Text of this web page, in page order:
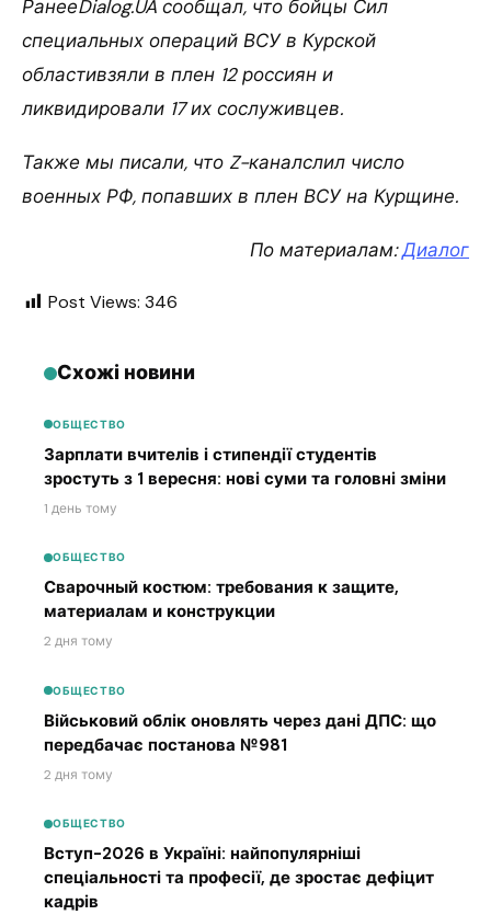
РанееDialog.UA сообщал, что бойцы Сил
специальных операций ВСУ в Курской
областивзяли в плен 12 россиян и
ликвидировали 17 их сослуживцев.
Также мы писали, что Z-каналслил число
военных РФ, попавших в плен ВСУ на Курщине.
По материалам:Диалог
Post Views: 346
Схожі новини
ОБЩЕСТВО
Зарплати вчителів і стипендії студентів
зростуть з 1 вересня: нові суми та головні зміни
1 день тому
ОБЩЕСТВО
Сварочный костюм: требования к защите,
материалам и конструкции
2 дня тому
ОБЩЕСТВО
Військовий облік оновлять через дані ДПС: що
передбачає постанова №981
2 дня тому
ОБЩЕСТВО
Вступ-2026 в Україні: найпопулярніші
спеціальності та професії, де зростає дефіцит
кадрів